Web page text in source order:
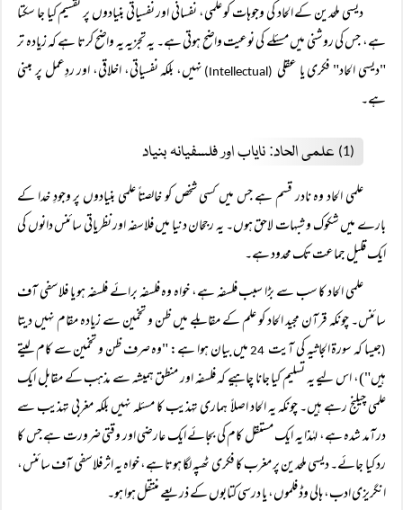
دیسی ملحدین کے الحاد کی وجوہات کو علمی، نفسانی اور نفسیاتی بنیادوں پر تقسیم کیا جا سکتا
ہے، جس کی روشنی میں مسئلے کی نوعیت واضح ہوتی ہے۔ یہ تجزیہ یہ واضح کرتا ہے کہ زیادہ تر
"دیسی الحاد" فکری یا عقلی(Intellectual)
نہیں، بلکہ نفسیاتی، اخلاقی، اور ردِعمل پر مبنی
ہے۔
(1) علمی الحاد: نایاب اور فلسفیانہ بنیاد
علمی الحاد وہ نادر قسم ہے جس میں کسی شخص کو خالصتاً علمی بنیادوں پر وجودِ خدا کے
بارے میں شکوک و شبہات لاحق ہوں۔ یہ رجحان دنیا میں فلاسفہ اور نظریاتی سائنس دانوں کی
ایک قلیل جماعت تک محدود ہے۔
علمی الحاد کا سب سے بڑا سبب فلسفہ ہے، خواہ وہ فلسفہ برائے فلسفہ ہو یا فلاسفی آف
سائنس۔ چونکہ قرآن مجید الحاد کو علم کے مقابلے میں ظن و تخمین سے زیادہ مقام نہیں دیتا
(جیسا کہ سورۃ الجاثیہ کی آیت
میں بیان ہوا ہے: "وہ صرف ظن و تخمین سے کام لیتے
ہیں")، اس لیے یہ تسلیم کیا جانا چاہیے کہ فلسفہ اور منطق ہمیشہ سے مذہب کے مقابل ایک
علمی چیلنج رہے ہیں۔ چونکہ یہ الحاد اصلاً ہماری تہذیب کا مسئلہ نہیں بلکہ مغربی تہذیب سے
درآمد شدہ ہے، لہٰذا یہ ایک مستقل کام کی بجائے ایک عارضی اور وقتی ضرورت ہے جس کا
رد کیا جائے۔ دیسی ملحدین پر مغرب کا فکری ٹھپہ لگا ہوتا ہے، خواہ یہ اثر فلاسفی آف سائنس،
انگریزی ادب، ہالی وڈ فلموں، یا درسی کتابوں کے ذریعے منتقل ہوا ہو۔